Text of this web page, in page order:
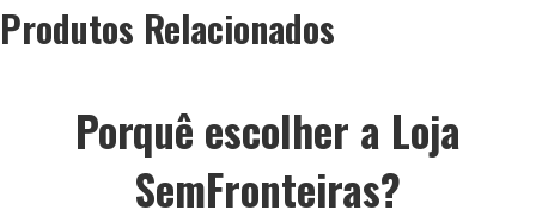
Produtos Relacionados
Porquê escolher a Loja
SemFronteiras?